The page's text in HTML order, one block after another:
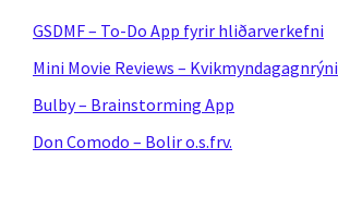
GSDMF – To-Do App fyrir hliðarverkefni
Mini Movie Reviews – Kvikmyndagagnrýni
Bulby – Brainstorming App
Don Comodo – Bolir o.s.frv.